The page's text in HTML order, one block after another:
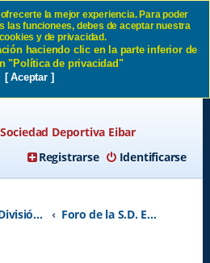
Gastronómicas
Eibar
Deportiva Eibar
Identificarse
Registrarse
Segunda División A - Temporada 2026-2027 Foro de la S.D. Eibar
la mejor experiencia. Para poder
las funcionees, debes de aceptar nuestra
y de privacidad.
haciendo clic en la parte inferior de
"Política de privacidad"
[ Aceptar ]